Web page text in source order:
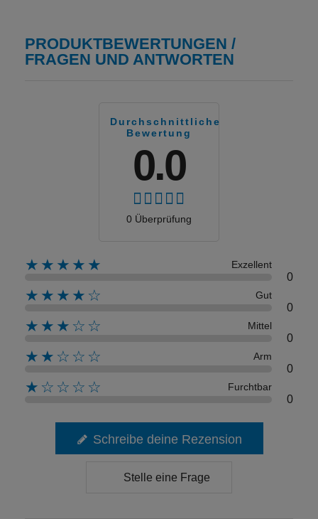
PRODUKTBEWERTUNGEN /
FRAGEN UND ANTWORTEN
Durchschnittliche
Bewertung
0.0
0 Überprüfung
★★★★★ Exzellent
0
★★★★☆ Gut
0
★★★☆☆ Mittel
0
★★☆☆☆ Arm
0
★☆☆☆☆ Furchtbar
0
Schreibe deine Rezension
Stelle eine Frage